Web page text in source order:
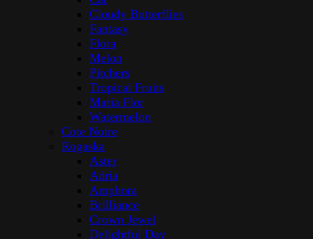
Cloudy Butterflies
Fantasy
Flora
Melon
Pitchers
Tropical Fruits
Maria Flor
Watermelon
Cote Noire
Rogaska
Aster
Adria
Amphora
Brilliance
Crown Jewel
Delightful Day